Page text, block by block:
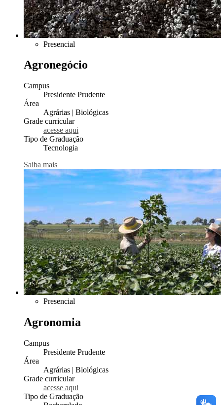
Presencial
Agronegócio
Campus
Presidente Prudente
Área
Agrárias | Biológicas
Grade curricular
acesse aqui
Tipo de Graduação
Tecnologia
Saiba mais
Presencial
Agronomia
Campus
Presidente Prudente
Área
Agrárias | Biológicas
Grade curricular
acesse aqui
Tipo de Graduação